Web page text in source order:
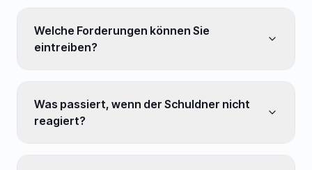
Welche Forderungen können Sie
eintreiben?
Was passiert, wenn der Schuldner nicht
reagiert?